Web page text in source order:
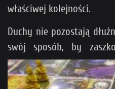
właściwej kolejności.
Duchy nie pozostają
swój sposób, by